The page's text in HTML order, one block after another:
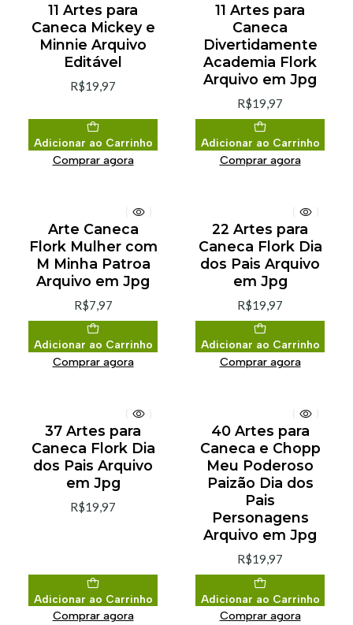
11 Artes para
Caneca Mickey e
Minnie Arquivo
Editável
R$19,97
Adicionar ao Carrinho
Comprar agora
11 Artes para
Caneca
Divertidamente
Academia Flork
Arquivo em Jpg
R$19,97
Adicionar ao Carrinho
Comprar agora
Arte Caneca
Flork Mulher com
M Minha Patroa
Arquivo em Jpg
R$7,97
Adicionar ao Carrinho
Comprar agora
22 Artes para
Caneca Flork Dia
dos Pais Arquivo
em Jpg
R$19,97
Adicionar ao Carrinho
Comprar agora
37 Artes para
Caneca Flork Dia
dos Pais Arquivo
em Jpg
R$19,97
Adicionar ao Carrinho
Comprar agora
40 Artes para
Caneca e Chopp
Meu Poderoso
Paizão Dia dos
Pais
Personagens
Arquivo em Jpg
R$19,97
Adicionar ao Carrinho
Comprar agora